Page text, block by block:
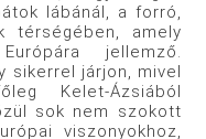
lábánál, a forró,
térségében, amely
jellemző.
sikerrel járjon, mivel
Kelet-Ázsiából
sok nem szokott
viszonyokhoz,